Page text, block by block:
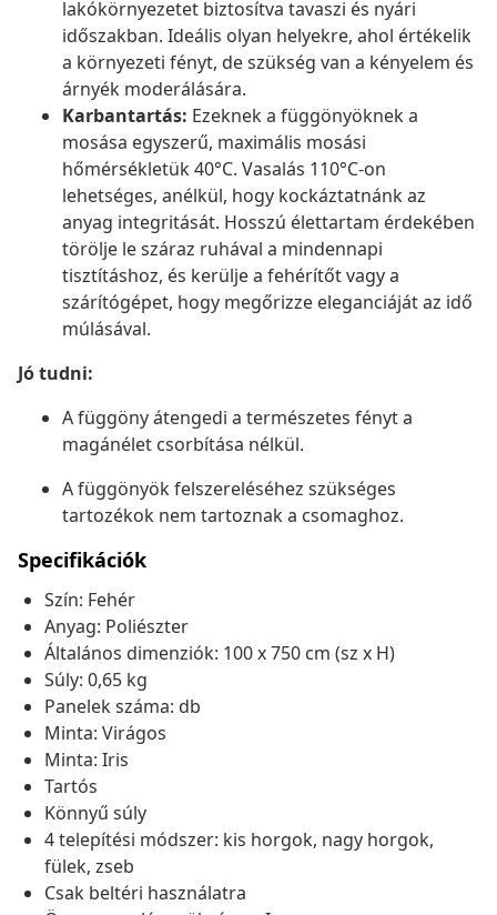
lakókörnyezetet biztosítva tavaszi és nyári
időszakban. Ideális olyan helyekre, ahol értékelik
a környezeti fényt, de szükség van a kényelem és
árnyék moderálására.
Karbantartás: Ezeknek a függönyöknek a
mosása egyszerű, maximális mosási
hőmérsékletük 40°C. Vasalás 110°C-on
lehetséges, anélkül, hogy kockáztatnánk az
anyag integritását. Hosszú élettartam érdekében
törölje le száraz ruhával a mindennapi
tisztításhoz, és kerülje a fehérítőt vagy a
szárítógépet, hogy megőrizze eleganciáját az idő
múlásával.
Jó tudni:
A függöny átengedi a természetes fényt a
magánélet csorbítása nélkül.
A függönyök felszereléséhez szükséges
tartozékok nem tartoznak a csomaghoz.
Specifikációk
Szín: Fehér
Anyag: Poliészter
Általános dimenziók: 100 x 750 cm (sz x H)
Súly: 0,65 kg
Panelek száma: db
Minta: Virágos
Minta: Iris
Tartós
Könnyű súly
4 telepítési módszer: kis horgok, nagy horgok,
fülek, zseb
Csak beltéri használatra